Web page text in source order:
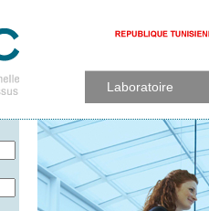
Laboratoire